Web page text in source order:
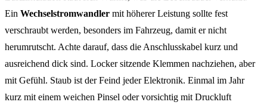
Ein Wechselstromwandler mit höherer Leistung sollte fest
verschraubt werden, besonders im Fahrzeug, damit er nicht
herumrutscht. Achte darauf, dass die Anschlusskabel kurz und
ausreichend dick sind. Locker sitzende Klemmen nachziehen, aber
mit Gefühl. Staub ist der Feind jeder Elektronik. Einmal im Jahr
kurz mit einem weichen Pinsel oder vorsichtig mit Druckluft